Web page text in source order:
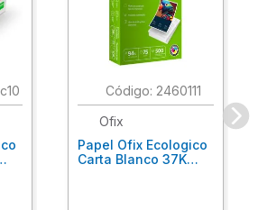
: 2460111
Ofix
Papel Ofix Ecologico
Carta Blanco 37K